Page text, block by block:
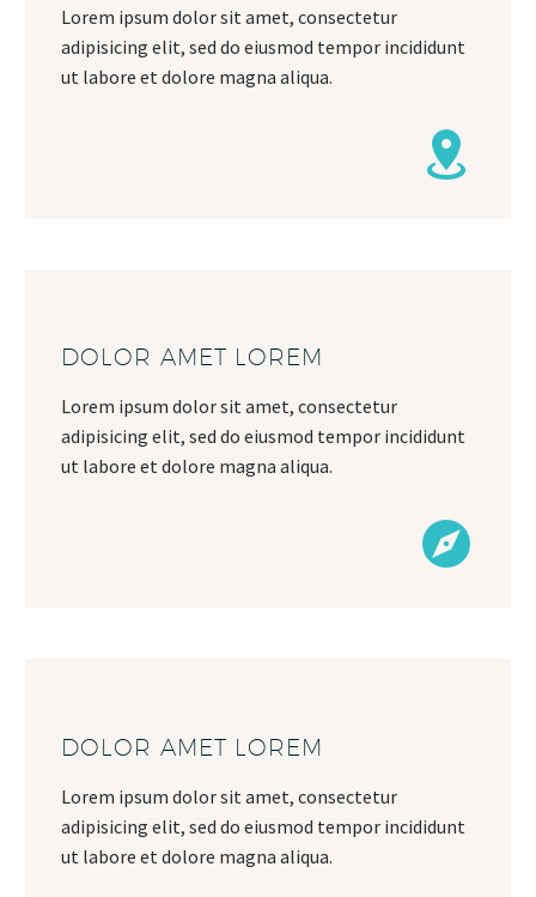
Lorem ipsum dolor sit amet, consectetur
adipisicing elit, sed do eiusmod tempor incididunt
ut labore et dolore magna aliqua.
DOLOR AMET LOREM
Lorem ipsum dolor sit amet, consectetur
adipisicing elit, sed do eiusmod tempor incididunt
ut labore et dolore magna aliqua.
DOLOR AMET LOREM
Lorem ipsum dolor sit amet, consectetur
adipisicing elit, sed do eiusmod tempor incididunt
ut labore et dolore magna aliqua.